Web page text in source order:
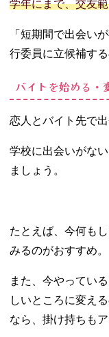
学年にまで、交友
「短期間で出会い
行委員に立候補す
バイトを始める・
恋人とバイト先で
学校に出会いがな
ましょう。
たとえば、今何も
みるのがおすすめ。
また、今やってい
しいところに変え
なら、掛け持ちもア